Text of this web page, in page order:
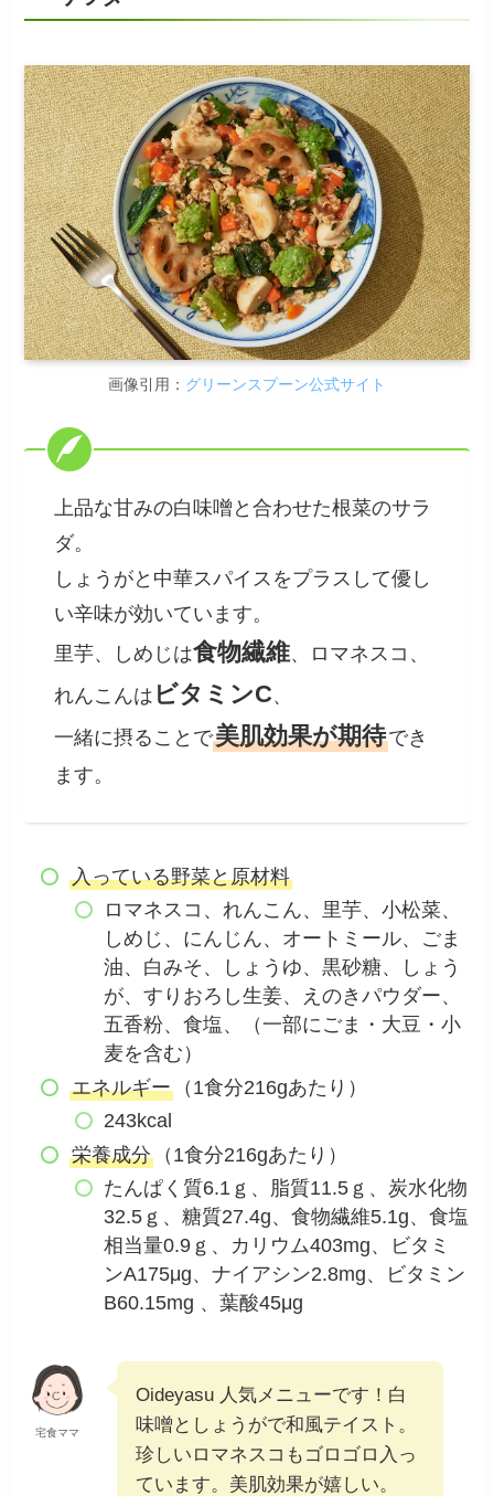
画像引用： グリーンスプーン公式サイト
上品な甘みの白味噌と合わせた根菜のサラ
ダ。
しょうがと中華スパイスをプラスして優し
い辛味が効いています。
里芋、しめじは食物繊維、ロマネスコ、
れんこんは ビタミンC、
一緒に摂ることで美肌効果が期待でき
ます。
入っている野菜と原材料
ロマネスコ、れんこん、里芋、小松菜、
しめじ、にんじん、オートミール、ごま
油、白みそ、しょうゆ、黒砂糖、しょう
が、すりおろし生姜、えのきパウダー、
五香粉、食塩、（一部にごま・大豆・小
麦を含む）
エネルギー（1食分216gあたり）
243kcal
栄養成分（1食分216gあたり）
たんぱく質6.1ｇ、脂質11.5ｇ、炭水化物
32.5ｇ、糖質27.4g、食物繊維5.1g、食塩
相当量0.9ｇ、カリウム403mg、ビタミ
ンA175μg、ナイアシン2.8mg、ビタミン
B60.15mg 、葉酸45μg
宅食ママ
Oideyasu 人気メニューです！白
味噌としょうがで和風テイスト。
珍しいロマネスコもゴロゴロ入っ
ています。美肌効果が嬉しい。